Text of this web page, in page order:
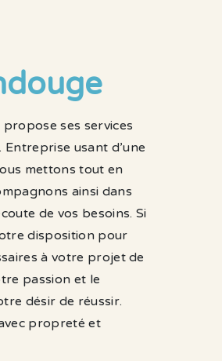
ses services
. Entreprise usant d’une
mettons tout en
ainsi dans
de vos besoins. Si
disposition pour
à votre projet de
passion et le
désir de réussir.
propreté et